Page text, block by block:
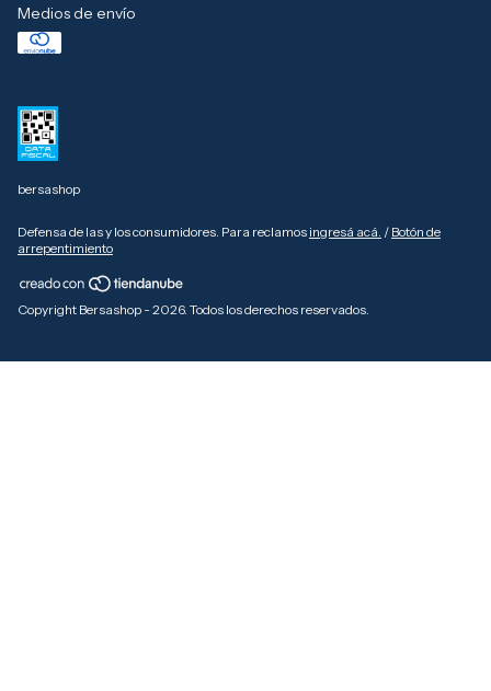
Medios de envío
bersashop
Defensa de las y los consumidores. Para reclamos ingresá acá. / Botón de
arrepentimiento
Copyright Bersashop - 2026. Todos los derechos reservados.